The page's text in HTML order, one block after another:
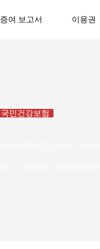
증여 보고서 이용권
국민건강보험